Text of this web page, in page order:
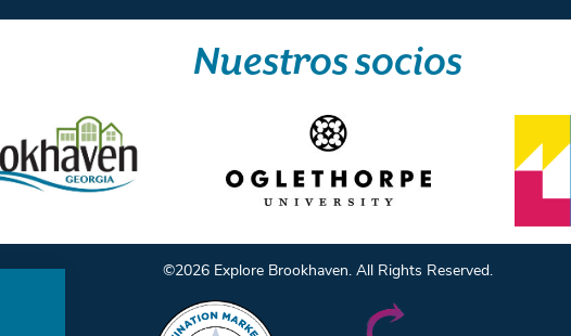
Nuestros socios
©️2026 Explore Brookhaven. All Rights Reserved.